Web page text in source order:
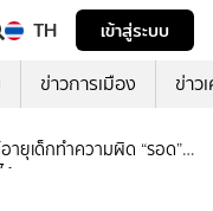
TH
เข้าสู่ระบบ
ข่าวการเมือง ข่าว
ายุเด็กทำความผิด “รอด”